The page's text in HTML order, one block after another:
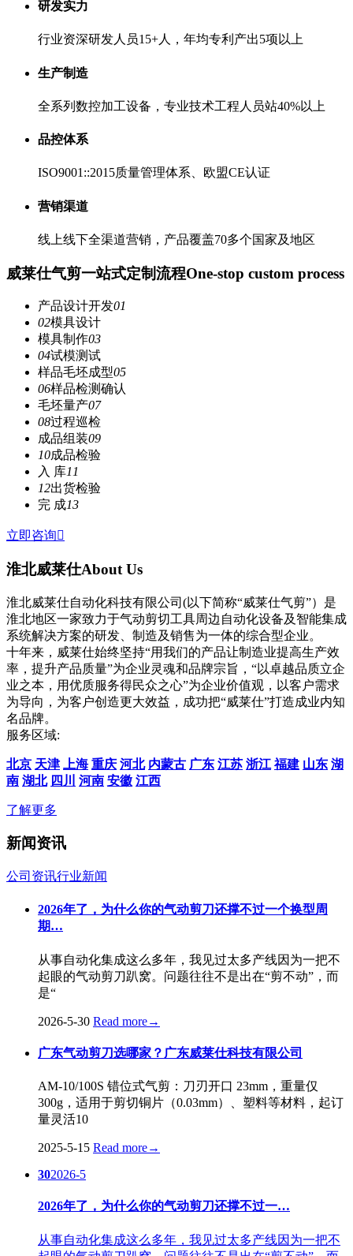
研发实力
行业资深研发人员15+人，年均专利产出5项以上
生产制造
全系列数控加工设备，专业技术工程人员站40%以上
品控体系
ISO9001::2015质量管理体系、欧盟CE认证
营销渠道
线上线下全渠道营销，产品覆盖70多个国家及地区
威莱仕气剪一站式定制流程One-stop custom process
产品设计开发01
02模具设计
模具制作03
04试模测试
样品毛坯成型05
06样品检测确认
毛坯量产07
08过程巡检
成品组装09
10成品检验
入 库11
12出货检验
完 成13
立即咨询
淮北威莱仕About Us
淮北威莱仕自动化科技有限公司(以下简称“威莱仕气剪”）是
淮北地区一家致力于气动剪切工具周边自动化设备及智能集成
系统解决方案的研发、制造及销售为一体的综合型企业。
十年来，威莱仕始终坚持“用我们的产品让制造业提高生产效
率，提升产品质量”为企业灵魂和品牌宗旨，“以卓越品质立企
业之本，用优质服务得民众之心”为企业价值观，以客户需求
为导向，为客户创造更大效益，成功把“威莱仕”打造成业内知
名品牌。
服务区域:
北京 天津 上海 重庆 河北 内蒙古 广东 江苏 浙江 福建 山东 湖
南 湖北 四川 河南 安徽 江西
了解更多
新闻资讯
公司资讯行业新闻
2026年了，为什么你的气动剪刀还撑不过一个换型周
期…
从事自动化集成这么多年，我见过太多产线因为一把不
起眼的气动剪刀趴窝。问题往往不是出在“剪不动”，而
是“
2026-5-30 Read more→
广东气动剪刀选哪家？广东威莱仕科技有限公司
AM-10/100S 错位式气剪：刀刃开口 23mm，重量仅
300g，适用于剪切铜片（0.03mm）、塑料等材料，起订
量灵活10
2025-5-15 Read more→
302026-5
2026年了，为什么你的气动剪刀还撑不过一…
从事自动化集成这么多年，我见过太多产线因为一把不